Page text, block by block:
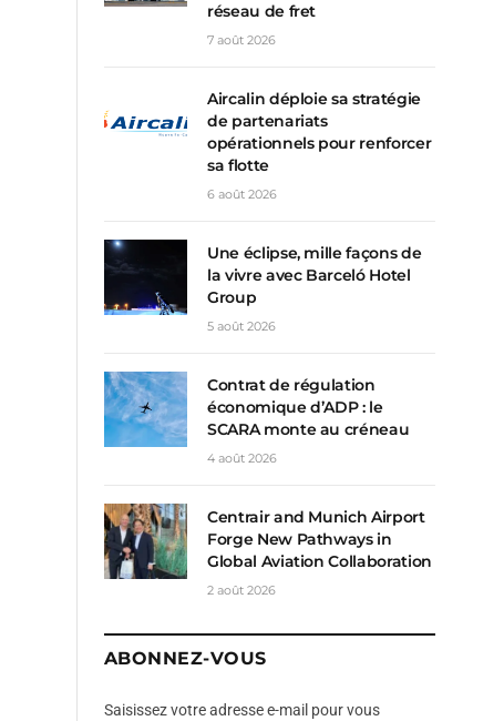
réseau de fret
7 août 2026
Aircalin déploie sa stratégie
de partenariats
opérationnels pour renforcer
sa flotte
6 août 2026
Une éclipse, mille façons de
la vivre avec Barceló Hotel
Group
5 août 2026
Contrat de régulation
économique d’ADP : le
SCARA monte au créneau
4 août 2026
Centrair and Munich Airport
Forge New Pathways in
Global Aviation Collaboration
2 août 2026
ABONNEZ-VOUS
Saisissez votre adresse e-mail pour vous